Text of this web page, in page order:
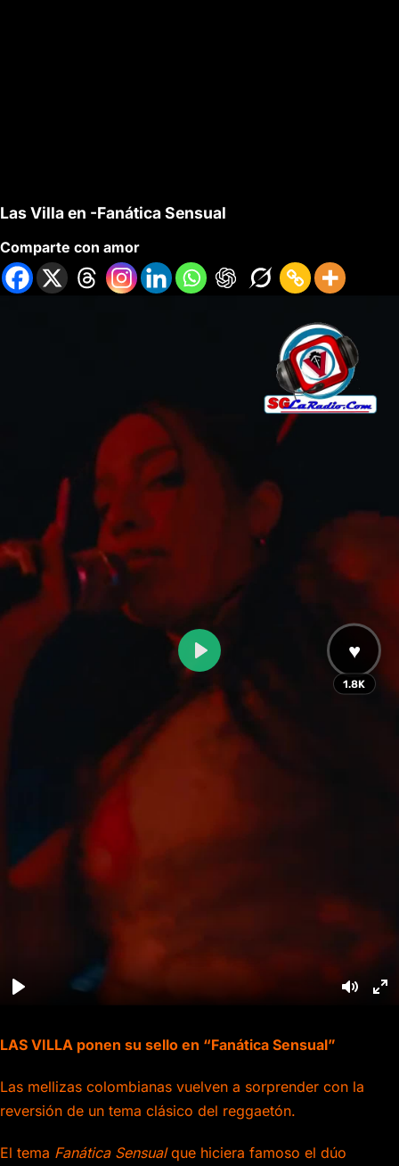
Las Villa en -Fanática Sensual
Comparte con amor
LAS VILLA ponen su sello en “Fanática Sensual”
Las mellizas colombianas vuelven a sorprender con la
reversión de un tema clásico del reggaetón.
El tema Fanática Sensualque hiciera famoso el dúo